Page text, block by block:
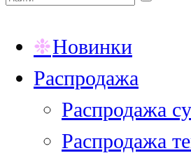
Новинки
Распродажа
Распродажа
Распродажа